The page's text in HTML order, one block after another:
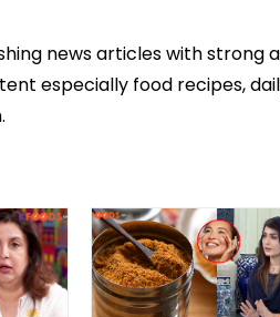
news articles with strong
especially food recipes,